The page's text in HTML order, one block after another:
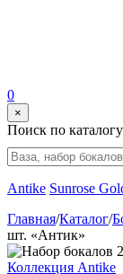
0
×
Поиск по каталогу
Antike Sunrose
Главная/Каталог/
шт. «Антик»
Коллекция Antike